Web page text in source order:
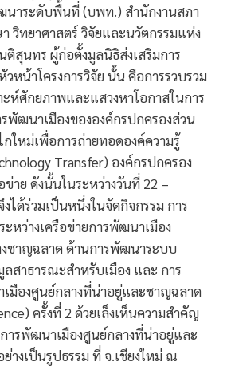
นาระดับพื้นที่ (บพท.) สำนักงานสภา
วิทยาศาสตร์ วิจัยและนวัตกรรมแห่ง
สุนทร ผู้ก่อตั้งมูลนิธิส่งเสริมการ
หน้าโครงการวิจัย นั้น คือการรวบรวม
ะห์ศักยภาพและแสวงหาโอกาสในการ
พัฒนาเมืองขององค์กรปกครองส่วน
ใหม่เพื่อการถ่ายทอดองค์ความรู้
Transfer) องค์กรปกครอง
าย ดังนั้นในระหว่างวันที่ 22 –
ได้ร่วมเป็นหนึ่งในจัดกิจกรรม การ
หว่างเครือข่ายการพัฒนาเมือง
ชาญฉลาด ด้านการพัฒนาระบบ
ลสาธารณะสำหรับเมือง และ การ
มืองศูนย์กลางที่น่าอยู่และชาญฉลาด
ครั้งที่ 2 ด้วยเล็งเห็นความสำคัญ
ารพัฒนาเมืองศูนย์กลางที่น่าอยู่และ
างเป็นรูปธรรม ที่ จ.เชียงใหม่ ณ